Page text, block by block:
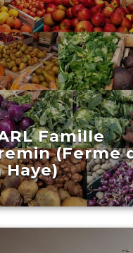
Famille
(Ferme
Haye)